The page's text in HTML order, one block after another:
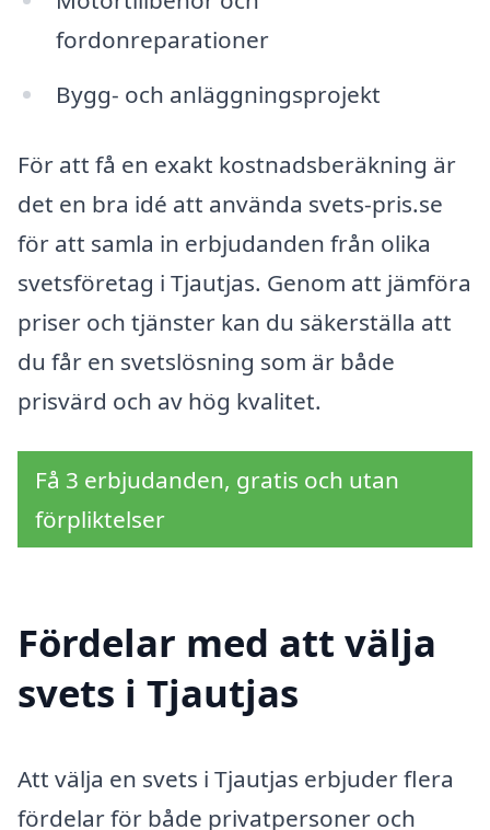
fordonreparationer
Bygg- och anläggningsprojekt
För att få en exakt kostnadsberäkning är
det en bra idé att använda svets-pris.se
för att samla in erbjudanden från olika
svetsföretag i Tjautjas. Genom att jämföra
priser och tjänster kan du säkerställa att
du får en svetslösning som är både
prisvärd och av hög kvalitet.
Få 3 erbjudanden, gratis och utan
förpliktelser
Fördelar med att välja
svets i Tjautjas
Att välja en svets i Tjautjas erbjuder flera
fördelar för både privatpersoner och